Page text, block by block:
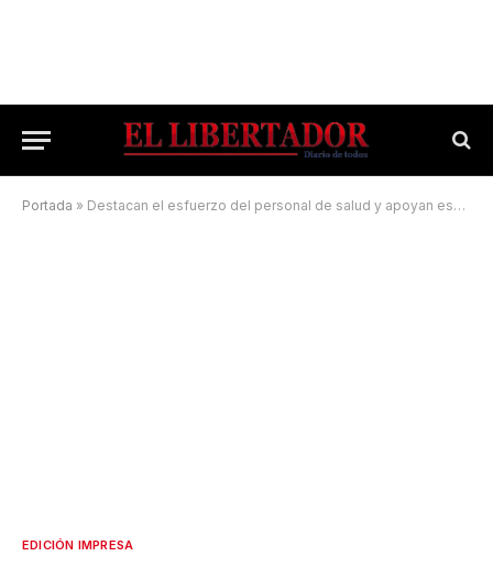
Portada » Destacan el esfuerzo del personal de salud y apoyan esquema de testeos
EDICIÓN IMPRESA